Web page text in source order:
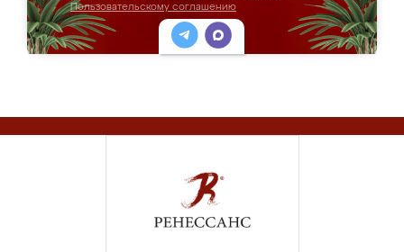
Пользовательскому соглашению